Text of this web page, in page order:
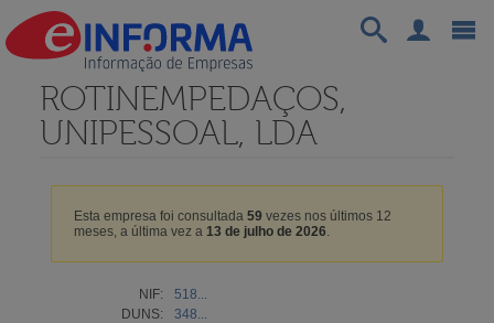
ROTINEMPEDAÇOS,
UNIPESSOAL, LDA
Esta empresa foi consultada 59 vezes nos últimos 12
meses, a última vez a 13 de julho de 2026.
NIF:
518...
DUNS:
348...